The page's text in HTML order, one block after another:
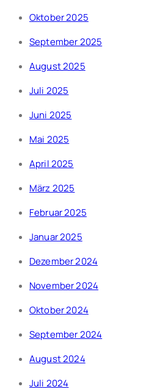
Oktober 2025
September 2025
August 2025
Juli 2025
Juni 2025
Mai 2025
April 2025
März 2025
Februar 2025
Januar 2025
Dezember 2024
November 2024
Oktober 2024
September 2024
August 2024
Juli 2024